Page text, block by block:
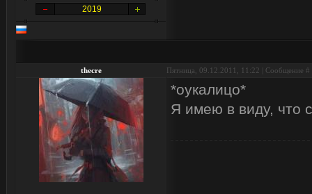
2019
thecre Пятница, 09.12.2011, 11:22 | Сообщение #
*оукалицо*
Я имею в виду, что